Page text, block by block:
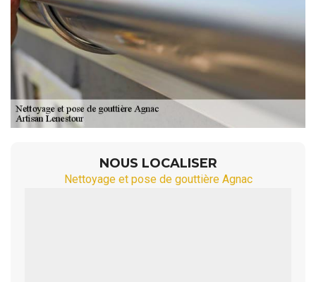
NOUS LOCALISER
Nettoyage et pose de gouttière Agnac